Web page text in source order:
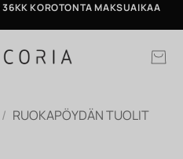
KOROTONTA MAKSUAIKAA
/ RUOKAPÖYDÄN TUOLIT